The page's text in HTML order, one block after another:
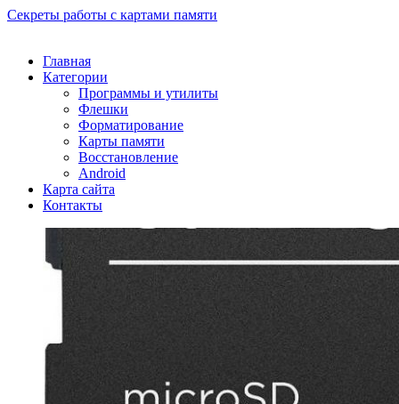
Секреты работы с картами памяти
Главная
Категории
Программы и утилиты
Флешки
Форматирование
Карты памяти
Восстановление
Android
Карта сайта
Контакты